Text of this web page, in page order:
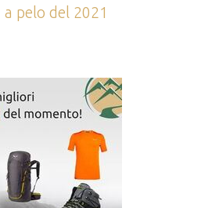
pelo del 2021